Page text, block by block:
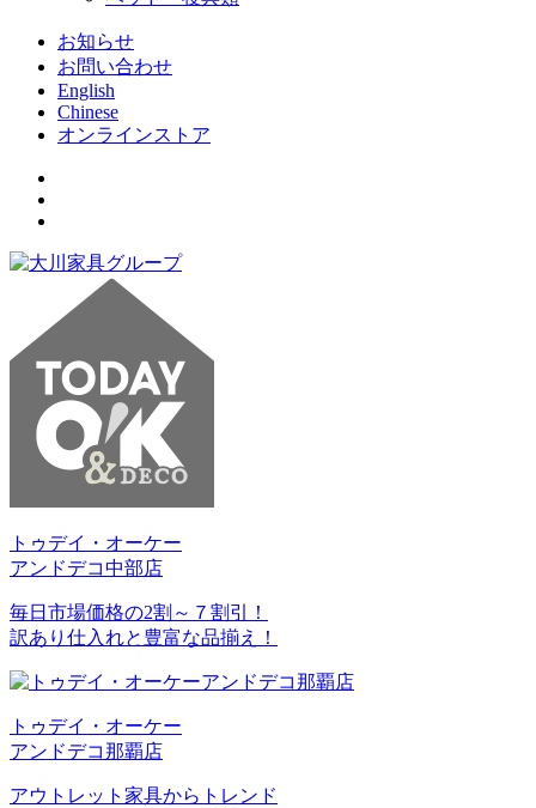
お知らせ
お問い合わせ
English
Chinese
オンラインストア
トゥデイ・オーケー
アンドデコ中部店
毎日市場価格の2割～７割引！
訳あり仕入れと豊富な品揃え！
トゥデイ・オーケー
アンドデコ那覇店
アウトレット家具からトレンド